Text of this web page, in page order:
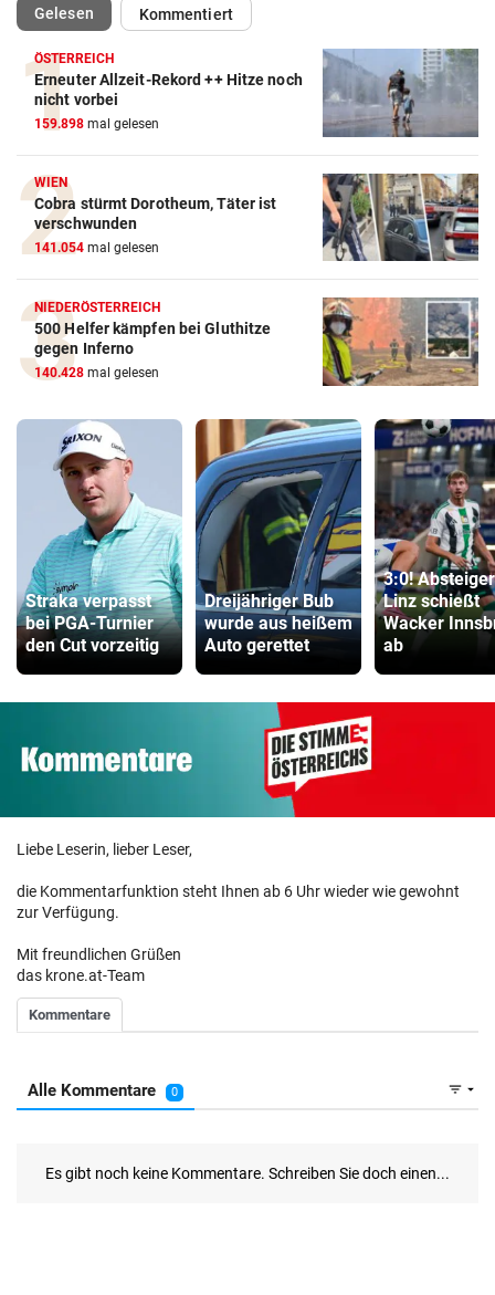
Gelesen(ausgewählt)Kommentiert
ÖSTERREICH
Erneuter Allzeit-Rekord ++ Hitze noch
nicht vorbei
159.898 mal gelesen
WIEN
Cobra stürmt Dorotheum, Täter ist
verschwunden
141.054 mal gelesen
NIEDERÖSTERREICH
500 Helfer kämpfen bei Gluthitze
gegen Inferno
140.428 mal gelesen
Straka verpasst
bei PGA-Turnier
den Cut vorzeitig
Dreijähriger Bub
wurde aus heißem
Auto gerettet
3:0!
Linz schießt
Wacker
ab
Liebe Leserin, lieber Leser,
die Kommentarfunktion steht Ihnen ab 6 Uhr wieder wie gewohnt
zur Verfügung.
Mit freundlichen Grüßen
das krone.at-Team